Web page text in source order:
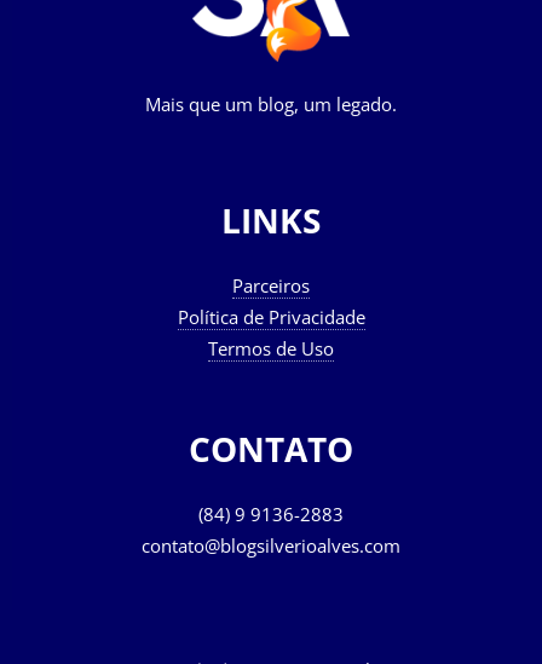
Mais que um blog, um legado.
LINKS
Parceiros
Política de Privacidade
Termos de Uso
CONTATO
(84) 9 9136-2883
contato@blogsilverioalves.com